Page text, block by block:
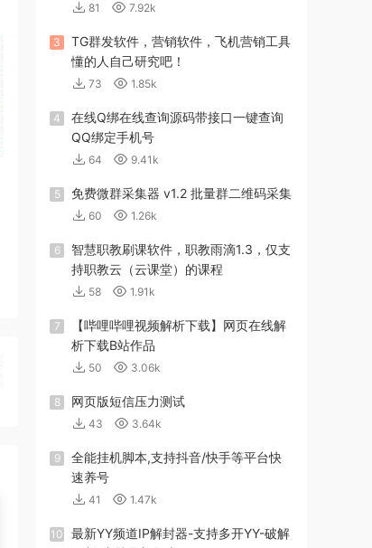
81 7.92k
3
TG群发软件，营销软件，飞机营销工具
懂的人自己研究吧！
73 1.85k
4
在线Q绑在线查询源码带接口一键查询
QQ绑定手机号
64 9.41k
5 免费微群采集器 v1.2 批量群二维码采集
60 1.26k
6
智慧职教刷课软件，职教雨滴1.3，仅支
持职教云（云课堂）的课程
58 1.91k
7
【哔哩哔哩视频解析下载】网页在线解
析下载B站作品
50 3.06k
8 网页版短信压力测试
43 3.64k
9
全能挂机脚本,支持抖音/快手等平台快
速养号
41 1.47k
10
最新YY频道IP解封器-支持多开YY-破解